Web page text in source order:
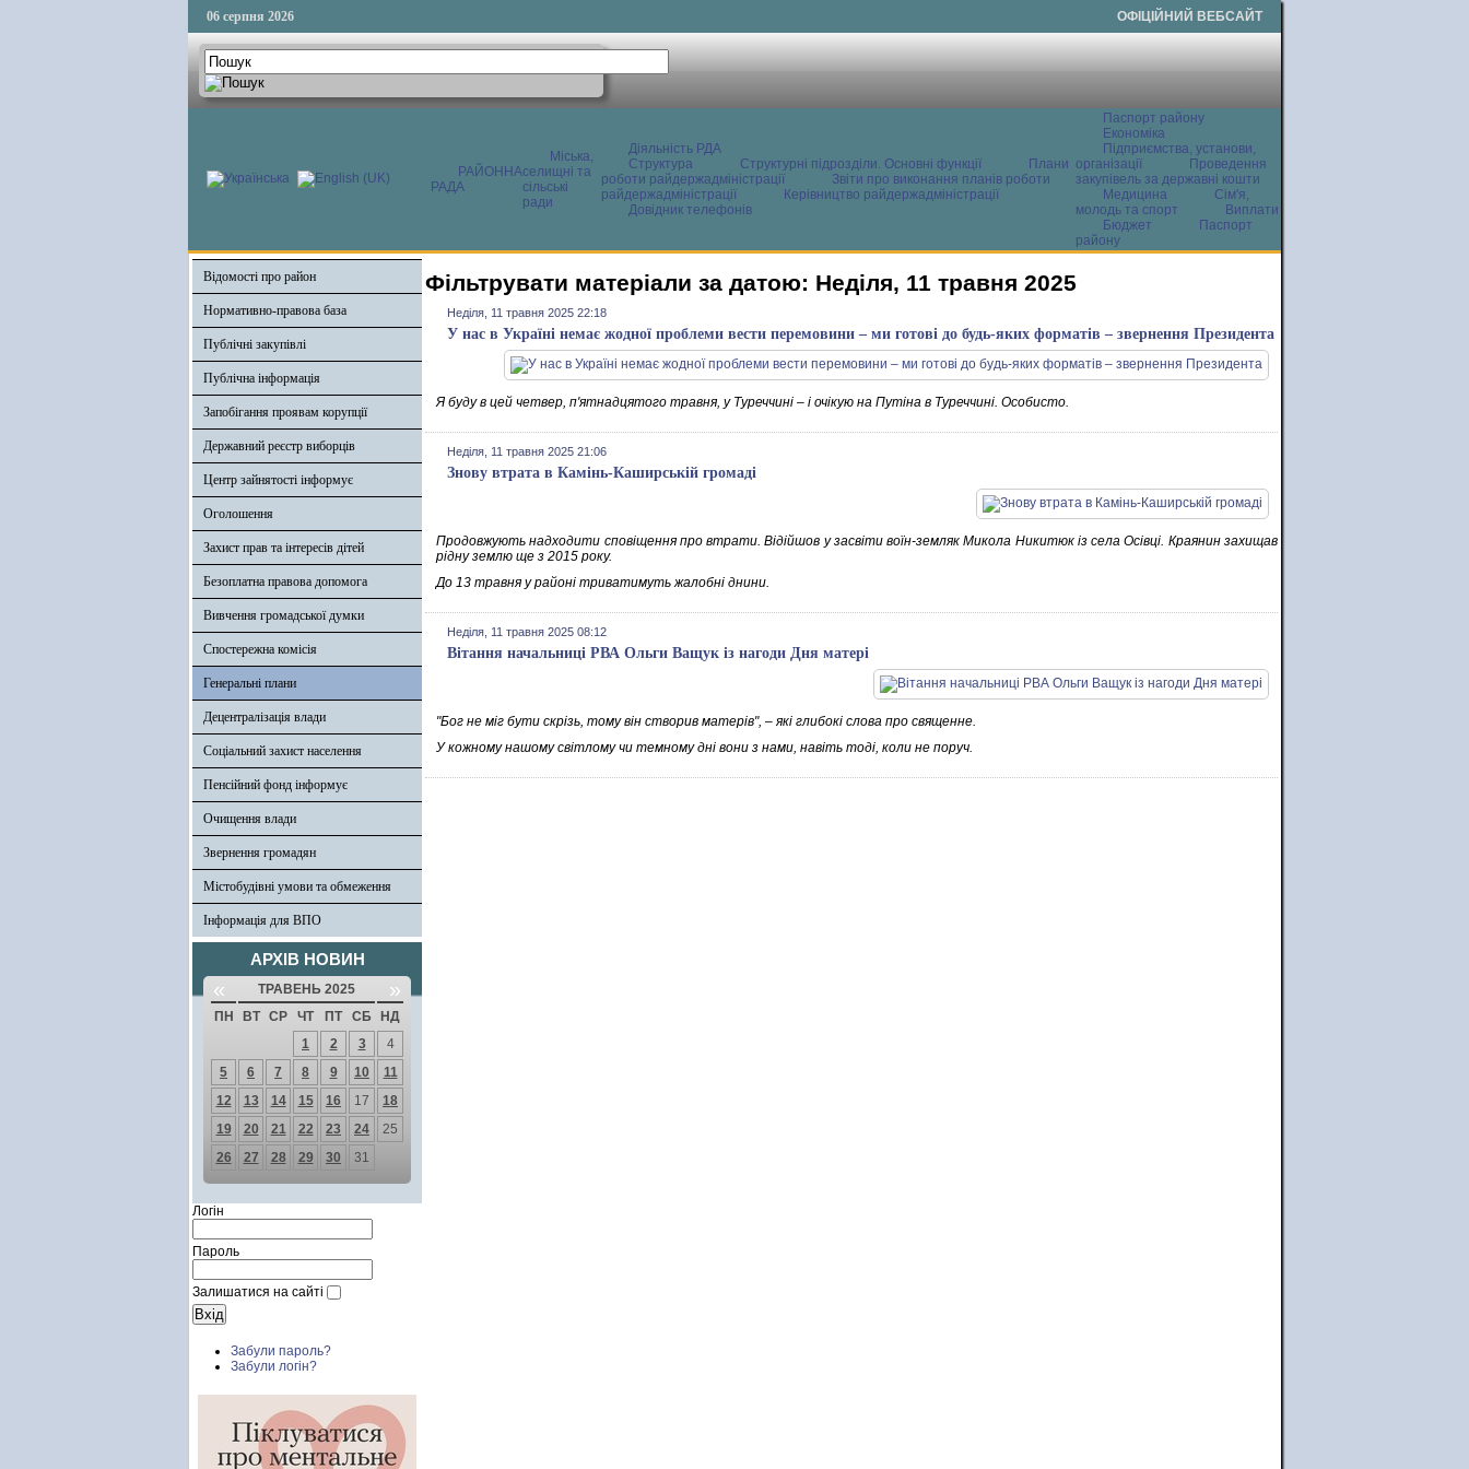
06 серпня 2026 ОФІЦІЙНИЙ ВЕБСАЙТ
РАЙОННА
РАДА
Міська,
селищні та
сільські
ради
Діяльність РДА
Структура
Структурні підрозділи. Основні функції
Плани
роботи райдержадміністрації
Звіти про виконання планів роботи
райдержадміністрації
Керівництво райдержадміністрації
Довідник телефонів
Паспорт району
Економіка
Підприємства, установи,
організації
Проведення
закупівель за державні кошти
Медицина
Сім'я,
молодь та спорт
Виплати
Бюджет
Паспорт
району
Відомості про район
Нормативно-правова база
Публічні закупівлі
Публічна інформація
Запобігання проявам корупції
Державний реєстр виборців
Центр зайнятості інформує
Оголошення
Захист прав та інтересів дітей
Безоплатна правова допомога
Вивчення громадської думки
Спостережна комісія
Генеральні плани
Децентралізація влади
Соціальний захист населення
Пенсійний фонд інформує
Очищення влади
Звернення громадян
Містобудівні умови та обмеження
Інформація для ВПО
АРХІВ НОВИН
« ТРАВЕНЬ 2025 »
ПН ВТ СР ЧТ ПТ СБ
НД
1
2 3
4
5
6 7 8 9 10
11
12
13 14 15 16 17
18
19
20 21 22 23 24
25
26
27 28 29 30 31
Логін
Пароль
Залишатися на сайті
Забули пароль?
Забули логін?
Фільтрувати матеріали за датою: Неділя, 11 травня 2025
Неділя, 11 травня 2025 22:18
У нас в Україні немає жодної проблеми вести перемовини – ми готові до будь-яких форматів – звернення Президента
Я буду в цей четвер, п'ятнадцятого травня, у Туреччині – і очікую на Путіна в Туреччині. Особисто.
Неділя, 11 травня 2025 21:06
Знову втрата в Камінь-Каширській громаді
Продовжують надходити сповіщення про втрати. Відійшов у засвіти воїн-земляк Микола Никитюк із села Осівці. Краянин захищав
рідну землю ще з 2015 року.
До 13 травня у районі триватимуть жалобні днини.
Неділя, 11 травня 2025 08:12
Вітання начальниці РВА Ольги Ващук із нагоди Дня матері
"Бог не міг бути скрізь, тому він створив матерів", – які глибокі слова про священне.
У кожному нашому світлому чи темному дні вони з нами, навіть тоді, коли не поруч.